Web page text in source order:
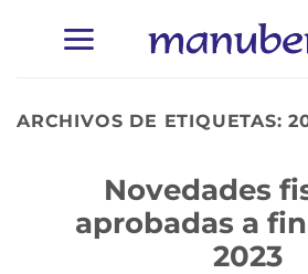
ARCHIVOS DE ETIQUETAS:
Novedades
aprobadas a
2023